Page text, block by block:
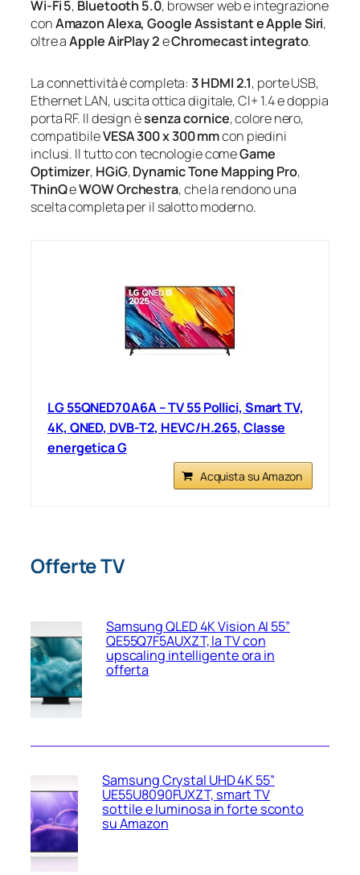
Wi‑Fi 5, Bluetooth 5.0, browser web e integrazione
conAmazon Alexa, Google Assistant e Apple Siri,
oltre aApple AirPlay 2eChromecast integrato.
La connettività è completa:3 HDMI 2.1, porte USB,
Ethernet LAN, uscita ottica digitale, CI+ 1.4 e doppia
porta RF. Il design èsenza cornice, colore nero,
compatibileVESA 300 x 300 mmcon piedini
inclusi. Il tutto con tecnologie comeGame
Optimizer, HGiG,Dynamic Tone Mapping Pro,
ThinQeWOW Orchestra, che la rendono una
scelta completa per il salotto moderno.
LG 55QNED70A6A – TV 55 Pollici, Smart TV,
4K, QNED, DVB-T2, HEVC/H.265, Classe
energetica G
Acquista su Amazon
Offerte TV
Samsung QLED 4K Vision AI 55”
QE55Q7F5AUXZT, la TV con
upscaling intelligente ora in
offerta
Samsung Crystal UHD 4K 55”
UE55U8090FUXZT, smart TV
sottile e luminosa in forte sconto
su Amazon